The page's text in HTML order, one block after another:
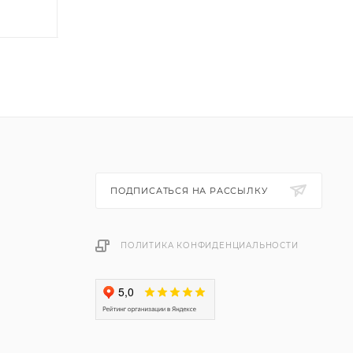
ПОДПИСАТЬСЯ НА РАССЫЛКУ
ПОЛИТИКА КОНФИДЕНЦИАЛЬНОСТИ